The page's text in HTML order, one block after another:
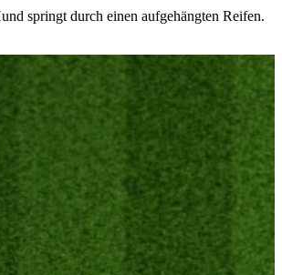
springt durch einen aufgehängten Reifen.